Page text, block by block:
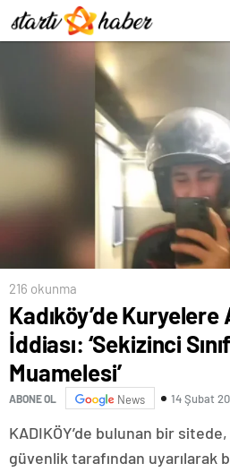
216 okunma
Kadıköy’de Kuryelere
İddiası: ‘Sekizinci
Muamelesi’
ABONE OL News 14 Şubat
KADIKÖY’de bulunan bir
güvenlik tarafından uyarılarak